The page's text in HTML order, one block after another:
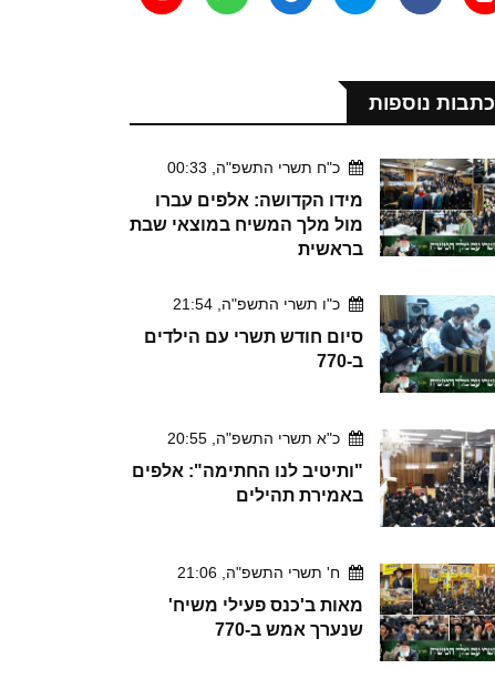
כתבות נוספות
כ"ח תשרי התשפ"ה, 00:33
מידו הקדושה: אלפים עברו
מול מלך המשיח במוצאי שבת
בראשית
כ"ו תשרי התשפ"ה, 21:54
סיום חודש תשרי עם הילדים
ב-770
כ"א תשרי התשפ"ה, 20:55
"ותיטיב לנו החתימה": אלפים
באמירת תהילים
ח' תשרי התשפ"ה, 21:06
מאות ב'כנס פעילי משיח'
שנערך אמש ב-770